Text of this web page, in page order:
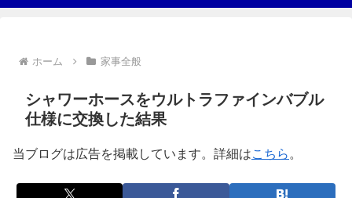
ホーム 家事全般
シャワーホースをウルトラファインバブル
仕様に交換した結果
当ブログは広告を掲載しています。詳細はこちら 。